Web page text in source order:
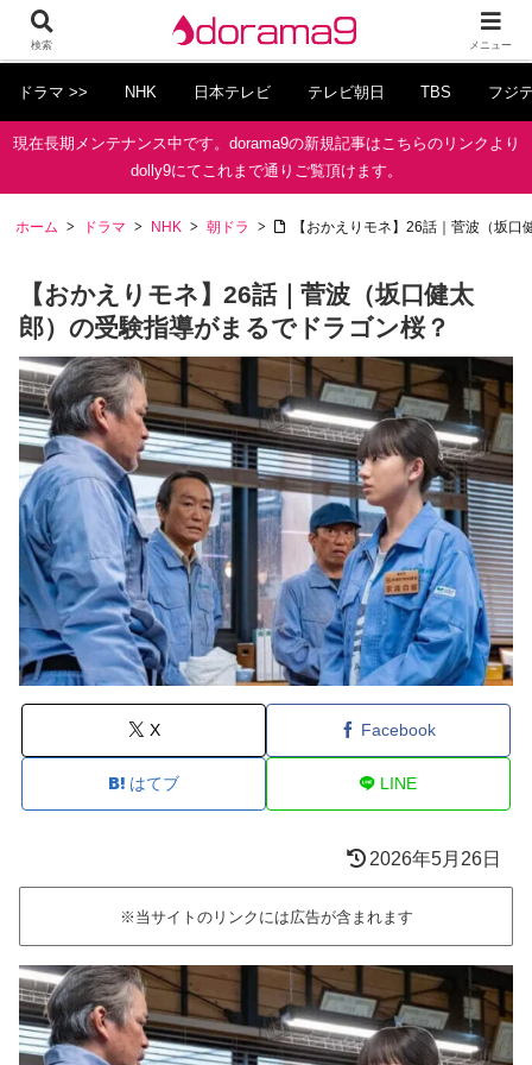
ドラマ >> NHK 日本テレビ テレビ朝日 TBS フジ
現在長期メンテナンス中です。dorama9の新規記事はこちらのリンクより
dolly9にてこれまで通りご覧頂けます。
ホーム ドラマ NHK 朝ドラ 【おかえりモネ】26話｜菅波（坂
【おかえりモネ】26話｜菅波（坂口健太
郎）の受験指導がまるでドラゴン桜？
X Facebook
はてブ LINE
2026年5月26日
※当サイトのリンクには広告が含まれます
検索 メニュー